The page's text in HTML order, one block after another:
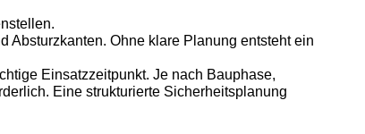
Absturzkanten. Ohne klare Planung entsteht ein
Einsatzzeitpunkt. Je nach Bauphase,
Eine strukturierte Sicherheitsplanung